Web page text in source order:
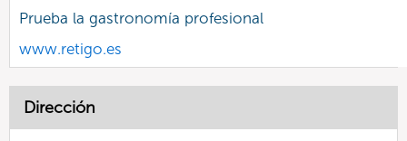
Prueba la gastronomía profesional
www.retigo.es
Dirección